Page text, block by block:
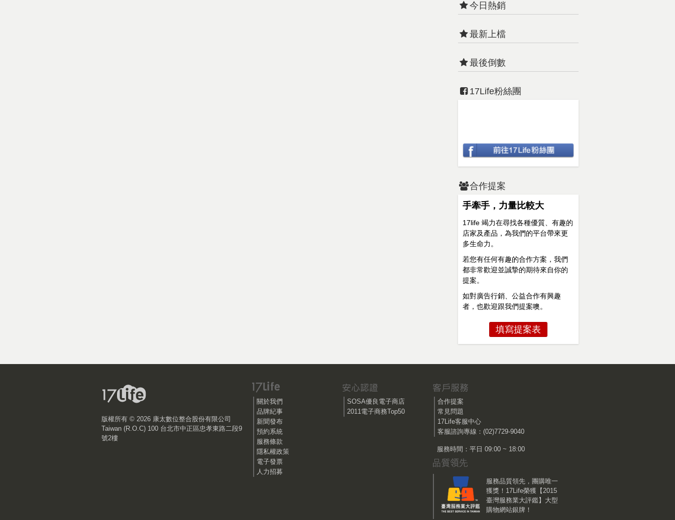
今日熱銷
最新上檔
最後倒數
17Life粉絲團
合作提案
手牽手，力量比較大
17life 竭力在尋找各種優質、有趣的
店家及產品，為我們的平台帶來更
多生命力。
若您有任何有趣的合作方案，我們
都非常歡迎並誠摯的期待來自你的
提案。
如對廣告行銷、公益合作有興趣
者，也歡迎跟我們提案噢。
填寫提案表
版權所有 © 2026 康太數位整合股份有限公司
Taiwan (R.O.C) 100 台北市中正區忠孝東路二段9
號2樓
關於我們
品牌紀事
新聞發布
預約系統
服務條款
隱私權政策
電子發票
人力招募
SOSA優良電子商店
2011電子商務Top50
合作提案
常見問題
17Life客服中心
客服諮詢專線：(02)7729-9040
服務時間：平日 09:00 ~ 18:00
服務品質領先，團購唯一
獲獎！17Life榮獲【2015
臺灣服務業大評鑑】大型
購物網站銀牌！